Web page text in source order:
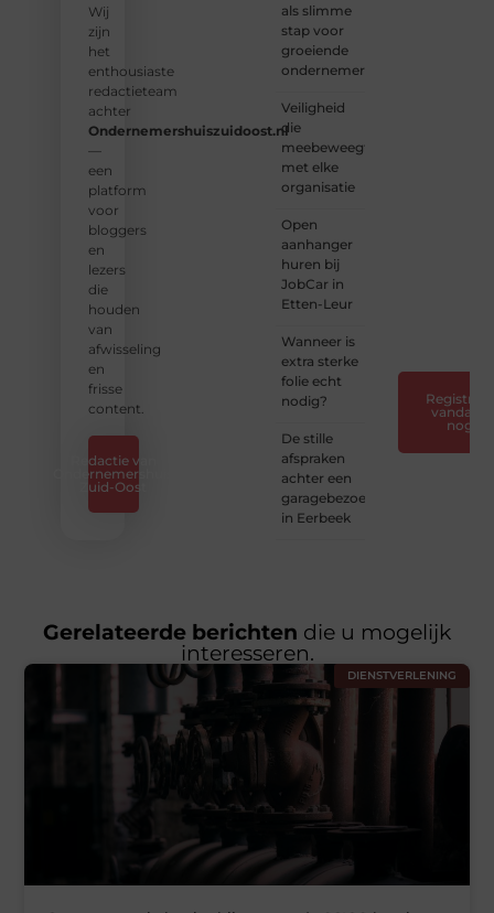
Wij
zijn
het
enthousiaste
redactieteam
achter
Ondernemershuiszuidoost.nl
—
een
platform
voor
bloggers
en
lezers
die
houden
van
afwisseling
en
frisse
content.
Redactie van
Ondernemershuis
Zuid-Oost
als slimme
stap voor
groeiende
ondernemers
Veiligheid
die
meebeweegt
met elke
organisatie
Open
aanhanger
huren bij
JobCar in
Etten-Leur
Wanneer is
extra sterke
folie echt
nodig?
De stille
afspraken
achter een
garagebezoek
in Eerbeek
Registreer
vandaag
nog
Gerelateerde berichten die u mogelijk
interesseren.
DIENSTVERLENING